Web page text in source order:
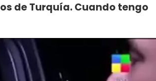
de Turquía. Cuando tengo